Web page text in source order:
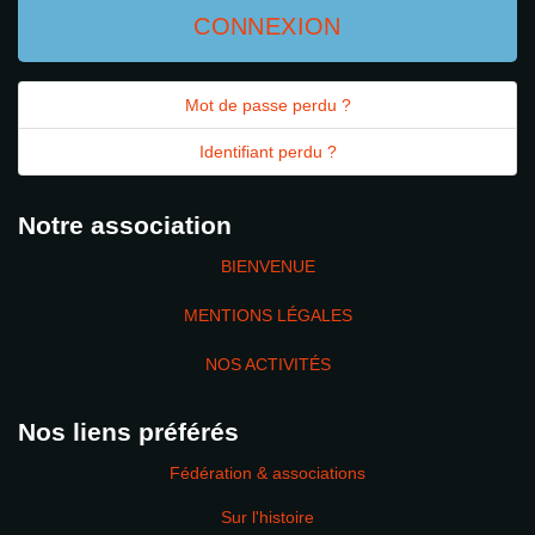
CONNEXION
Mot de passe perdu ?
Identifiant perdu ?
Notre association
BIENVENUE
MENTIONS LÉGALES
NOS ACTIVITÉS
Nos liens préférés
Fédération & associations
Sur l'histoire